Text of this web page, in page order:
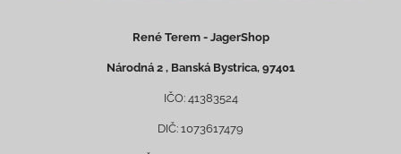
René Terem - JagerShop
Národná 2 , Banská Bystrica, 97401
IČO: 41383524
DIČ: 1073617479